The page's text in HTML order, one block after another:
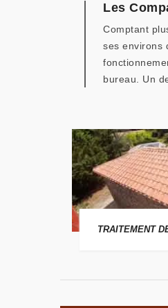
Les
Comptant
ses environs
bureau. Un
TRAITEMENT